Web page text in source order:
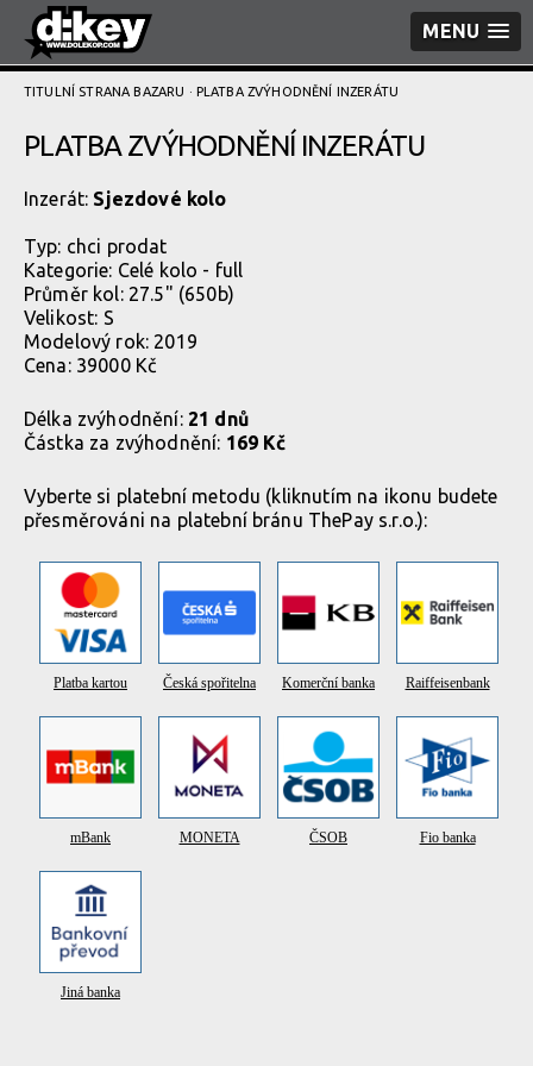
MENU
TITULNÍ STRANA BAZARU · PLATBA ZVÝHODNĚNÍ­ INZERÁTU
PLATBA ZVÝHODNĚNÍ­ INZERÁTU
Inzerát: Sjezdové kolo
Typ: chci prodat
Kategorie: Celé kolo - full
Průměr kol: 27.5" (650b)
Velikost: S
Modelový rok: 2019
Cena: 39000 Kč
Délka zvýhodnění: 21 dnů
Částka za zvýhodnění: 169 Kč
Vyberte si platební metodu (kliknutím na ikonu budete
přesměrováni na platební bránu ThePay s.r.o.):
Platba kartou Česká spořitelna Komerční banka Raiffeisenbank
mBank MONETA ČSOB Fio banka
Jiná banka